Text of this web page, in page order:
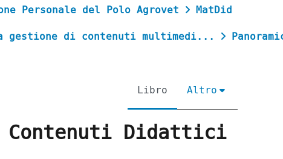
Personale del Polo Agrovet
MatDid
gestione di contenuti multimedi...
Libro Altro
Contenuti Didattici